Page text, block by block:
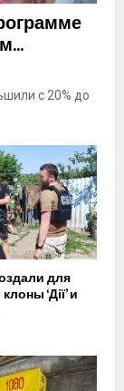
с 20% до
для
‘Дії’ и